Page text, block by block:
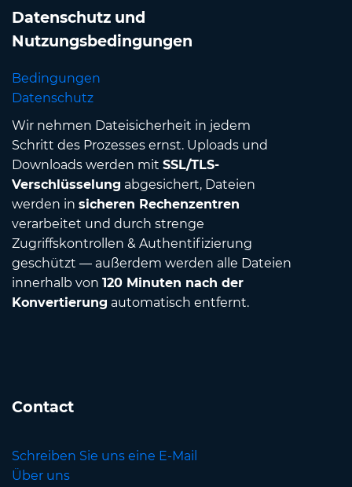
Datenschutz und
Nutzungsbedingungen
Bedingungen
Datenschutz
Wir nehmen Dateisicherheit in jedem
Schritt des Prozesses ernst. Uploads und
Downloads werden mit SSL/TLS-
Verschlüsselung abgesichert, Dateien
werden in sicheren Rechenzentren
verarbeitet und durch strenge
Zugriffskontrollen & Authentifizierung
geschützt — außerdem werden alle Dateien
innerhalb von 120 Minuten nach der
Konvertierung automatisch entfernt.
Contact
Schreiben Sie uns eine E-Mail
Über uns